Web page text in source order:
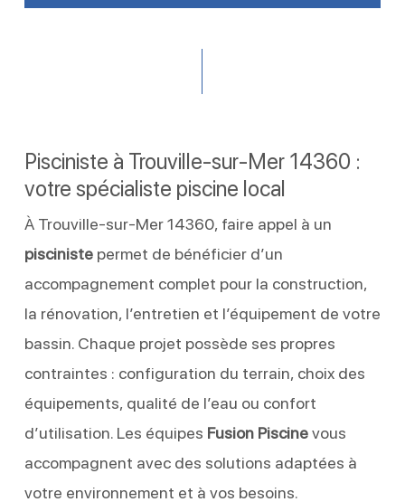
Pisciniste à Trouville-sur-Mer 14360 :
votre spécialiste piscine local
À Trouville-sur-Mer 14360, faire appel à un
piscinistepermet de bénéficier d’un
accompagnement complet pour la construction,
la rénovation, l’entretien et l’équipement de votre
bassin. Chaque projet possède ses propres
contraintes : configuration du terrain, choix des
équipements, qualité de l’eau ou confort
d’utilisation. Les équipes Fusion Piscinevous
accompagnent avec des solutions adaptées à
votre environnement et à vos besoins.